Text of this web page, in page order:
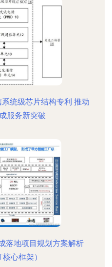
统级芯片结构专利 推动
服务新突破
落地项目规划方案解析
核心框架）